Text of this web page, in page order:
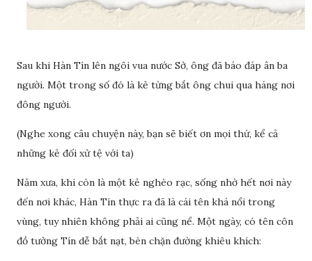
Sau khi Hàn Tín lên ngôi vua nước Sở, ông đã báo đáp ân ba
người. Một trong số đó là kẻ từng bắt ông chui qua háng nơi
đông người.
(Nghe xong câu chuyện này, bạn sẽ biết ơn mọi thứ, kể cả
những kẻ đối xử tệ với ta)
Năm xưa, khi còn là một kẻ nghèo rạc, sống nhờ hết nơi này
đến nơi khác, Hàn Tín thực ra đã là cái tên khá nổi trong
vùng, tuy nhiên không phải ai cũng nể. Một ngày, có tên côn
đồ tưởng Tín dễ bắt nạt, bèn chặn đường khiêu khích: